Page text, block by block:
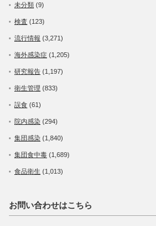
未分類 (9)
検査 (123)
流行情報 (3,271)
海外感染症 (1,205)
研究報告 (1,197)
衛生管理 (833)
誤食 (61)
院内感染 (294)
集団感染 (1,840)
集団食中毒 (1,689)
食品衛生 (1,013)
お問い合わせはこちら